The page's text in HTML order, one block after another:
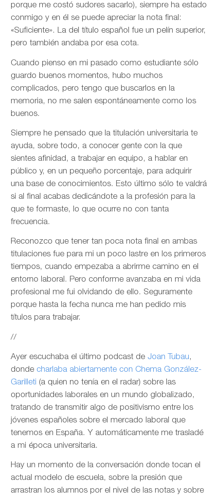
porque me costó sudores sacarlo), siempre ha estado
conmigo y en él se puede apreciar la nota final:
«Suficiente». La del título español fue un pelín superior,
pero también andaba por esa cota.
Cuando pienso en mi pasado como estudiante sólo
guardo buenos momentos, hubo muchos
complicados, pero tengo que buscarlos en la
memoria, no me salen espontáneamente como los
buenos.
Siempre he pensado que la titulación universitaria te
ayuda, sobre todo, a conocer gente con la que
sientes afinidad, a trabajar en equipo, a hablar en
público y, en un pequeño porcentaje, para adquirir
una base de conocimientos. Esto último sólo te valdrá
si al final acabas dedicándote a la profesión para la
que te formaste, lo que ocurre no con tanta
frecuencia.
Reconozco que tener tan poca nota final en ambas
titulaciones fue para mi un poco lastre en los primeros
tiempos, cuando empezaba a abrirme camino en el
entorno laboral. Pero conforme avanzaba en mi vida
profesional me fui olvidando de ello. Seguramente
porque hasta la fecha nunca me han pedido mis
títulos para trabajar.
//
Ayer escuchaba el último podcast de Joan Tubau,
donde charlaba abiertamente con Chema González-
Garilleti (a quien no tenía en el radar) sobre las
oportunidades laborales en un mundo globalizado,
tratando de transmitir algo de positivismo entre los
jóvenes españoles sobre el mercado laboral que
tenemos en España. Y automáticamente me trasladé
a mi época universitaria.
Hay un momento de la conversación donde tocan el
actual modelo de escuela, sobre la presión que
arrastran los alumnos por el nivel de las notas y sobre